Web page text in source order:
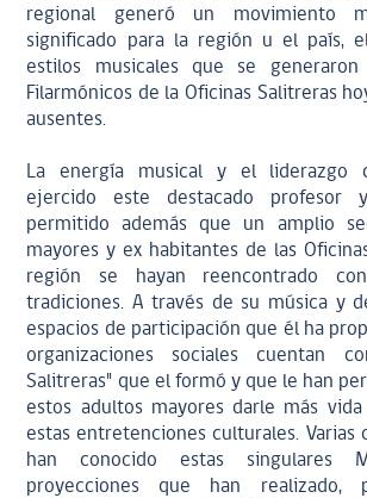
regional generó un movimiento
significado para la región u el país,
estilos musicales que se
Filarmónicos de la Oficinas Salitreras
ausentes.
La energía musical y el liderazgo
ejercido este destacado profesor
permitido además que un amplio
mayores y ex habitantes de las
región se hayan reencontrado
tradiciones. A través de su música y
espacios de participación que él ha
organizaciones sociales cuentan
Salitreras" que el formó y que le han
estos adultos mayores darle más
estas entretenciones culturales. Varias
han conocido estas singulares
proyecciones que han realizado,